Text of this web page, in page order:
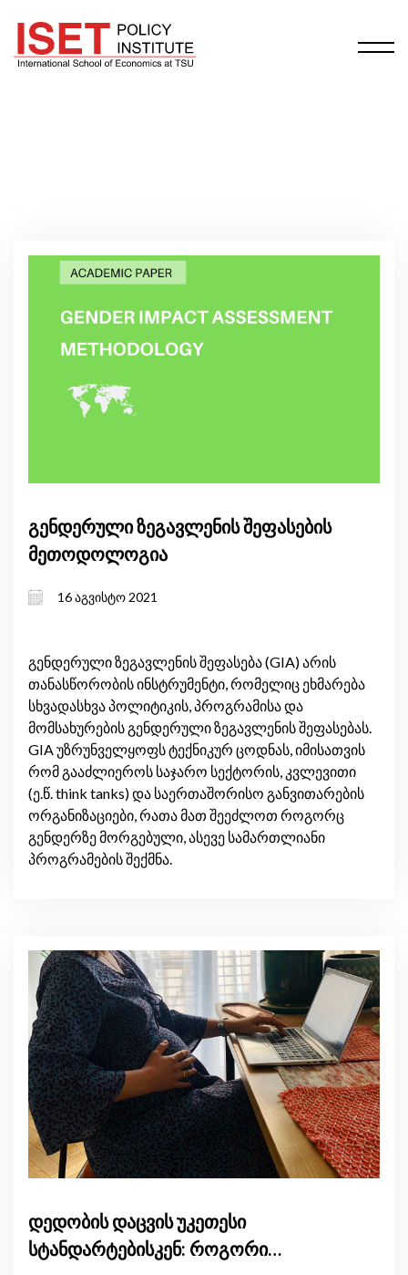
გენდერული ზეგავლენის შეფასების
მეთოდოლოგია
16 აგვისტო 2021
გენდერული ზეგავლენის შეფასება (GIA) არის
თანასწორობის ინსტრუმენტი, რომელიც ეხმარება
სხვადასხვა პოლიტიკის, პროგრამისა და
მომსახურების გენდერული ზეგავლენის შეფასებას.
GIA უზრუნველყოფს ტექნიკურ ცოდნას, იმისათვის
რომ გააძლიეროს საჯარო სექტორის, კვლევითი
(ე.წ. think tanks) და საერთაშორისო განვითარების
ორგანიზაციები, რათა მათ შეეძლოთ როგორც
გენდერზე მორგებული, ასევე სამართლიანი
პროგრამების შექმნა.
დედობის დაცვის უკეთესი
სტანდარტებისკენ: როგორი